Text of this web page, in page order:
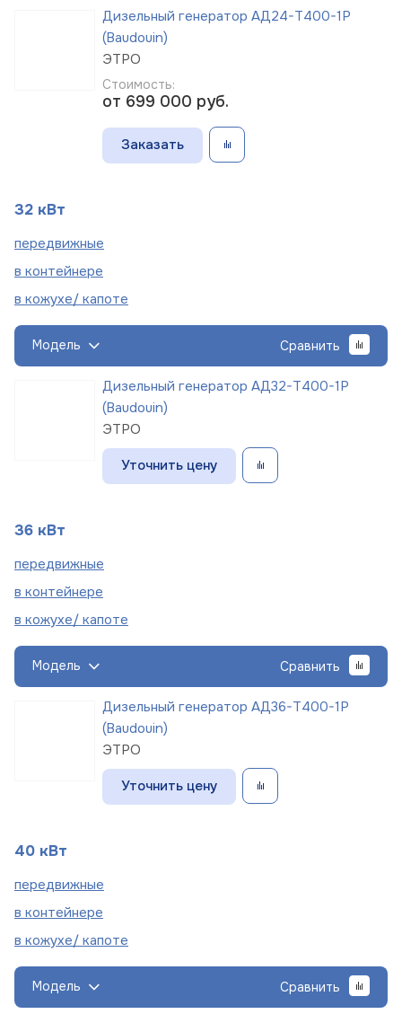
Дизельный генератор АД24-Т400-1Р
(Baudouin)
ЭТРО
Стоимость:
от 699 000 руб.
Заказать
32 кВт
передвижные
в контейнере
в кожухе/ капоте
Модель Сравнить
Дизельный генератор АД32-Т400-1Р
(Baudouin)
ЭТРО
Уточнить цену
36 кВт
передвижные
в контейнере
в кожухе/ капоте
Модель Сравнить
Дизельный генератор АД36-Т400-1Р
(Baudouin)
ЭТРО
Уточнить цену
40 кВт
передвижные
в контейнере
в кожухе/ капоте
Модель Сравнить